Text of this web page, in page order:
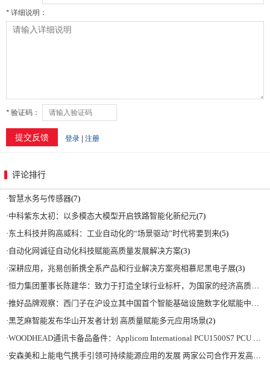
评论排行
·智慧水务与传感器(7)
·中科紫东太初：以多模态大模型开启铁路智能化新纪元(7)
·东土科技并购高威科：工业自动化的“场景驱动”时代将要到来(5)
· 自动化网诚征自动化科技赋能高质量发展解决方案(3)
·深耕应用，兆易创新携全系产品和行业解决方案亮相慕尼黑电子展(3)
·恒力集团董事长陈建华：致力于打造全球行业标杆，为国家的经济高质量发展贡献更大力量|上海电气集团党委书记、董事长吴磊来访
·推好品牌观察：西门子在沪设立其中国首个智能基础设施数字化赋能中心
·黑芝麻智能发布华山开发者计划 高质量赋能多元应用场景(2)
·WOODHEAD通讯卡备品备件：Applicom International PCU1500S7 PCU 1500 S7 V4.5.0
·安森美和上能电气携手引领可持续能源应用的发展 两家公司合作开发高性能储能和太阳能组串式逆变器方案 以实现可持续的未来